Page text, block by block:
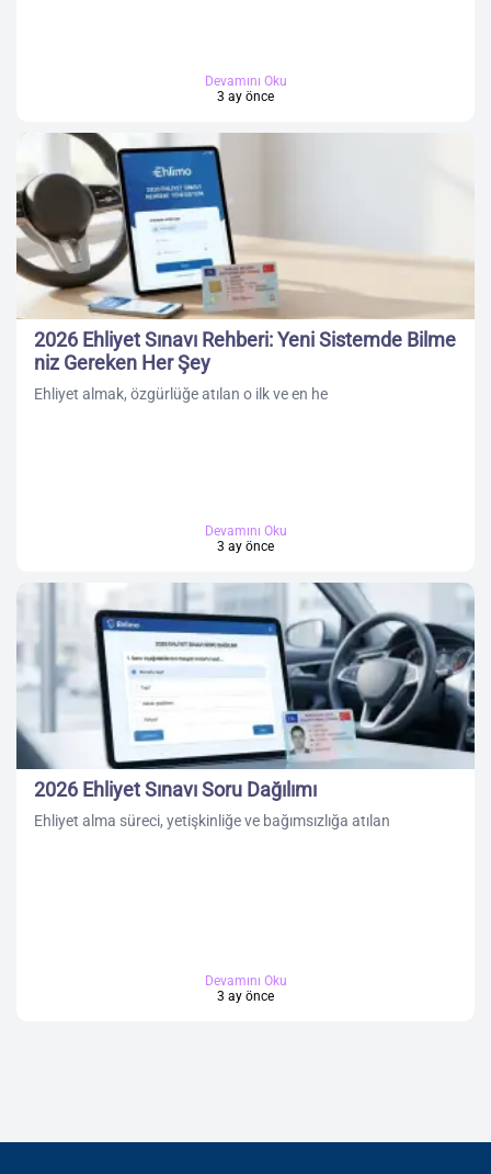
Devamını Oku
3 ay önce
2026 Ehliyet Sınavı Rehberi: Yeni Sistemde Bilme
niz Gereken Her Şey
Ehliyet almak, özgürlüğe atılan o ilk ve en he
Devamını Oku
3 ay önce
2026 Ehliyet Sınavı Soru Dağılımı
Ehliyet alma süreci, yetişkinliğe ve bağımsızlığa atılan
Devamını Oku
3 ay önce